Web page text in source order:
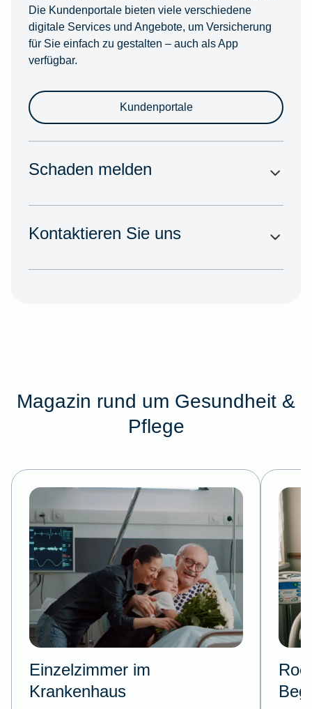
Die Kundenportale bieten viele verschiedene
digitale Services und Angebote, um Versicherung
für Sie einfach zu gestalten – auch als App
verfügbar.
Kundenportale
Schaden melden
Kontaktieren Sie uns
Magazin rund um Gesundheit &
Pflege
Einzelzimmer im
Krankenhaus